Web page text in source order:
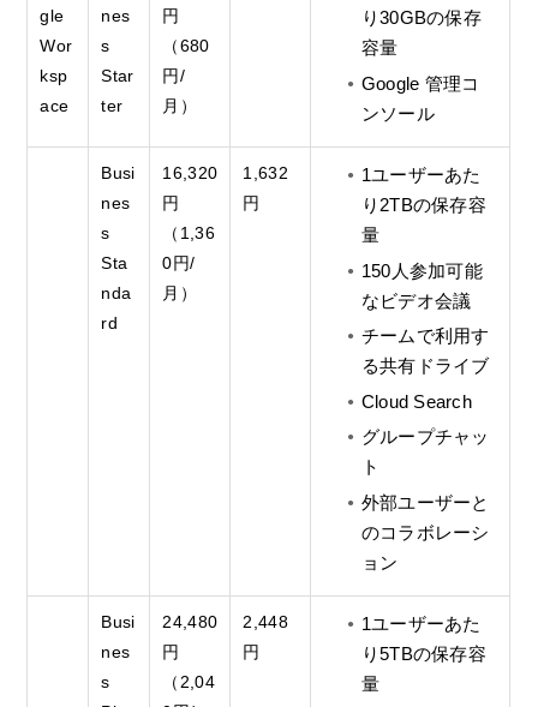
gle
Wor
ksp
ace
nes
s
Star
ter
円
（680
円/
月）
り30GBの保存
容量
Google 管理コ
ンソール
Busi
nes
s
Sta
nda
rd
16,320
円
（1,36
0円/
月）
1,632
円
1ユーザーあた
り2TBの保存容
量
150人参加可能
なビデオ会議
チームで利用す
る共有ドライブ
Cloud Search
グループチャッ
ト
外部ユーザーと
のコラボレーシ
ョン
Busi
nes
s
24,480
円
（2,04
2,448
円
1ユーザーあた
り5TBの保存容
量